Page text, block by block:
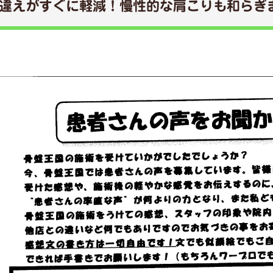
えがすぐに軽減！慢性的な肩こりも和らぎ